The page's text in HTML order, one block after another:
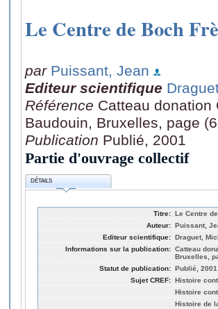
Le Centre de Boch
par Puissant, Jean
Editeur scientifique
Référence Catteau donation
Baudouin, Bruxelles, page
Publication Publié, 2001
Partie d'ouvrage collectif
DÉTAILS
Titre: Le Centre
Auteur: Puissant,
Editeur scientifique: Draguet,
Informations sur la publication: Catteau
Bruxelles,
Statut de publication: Publié, 2001
Sujet CREF: Histoire
Histoire
Histoire de